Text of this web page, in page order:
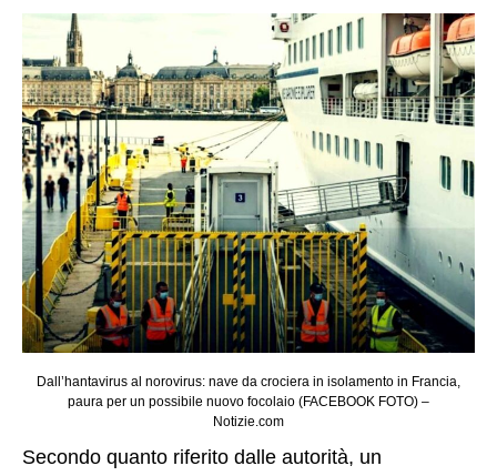
Dall’hantavirus al norovirus: nave da crociera in isolamento in Francia,
paura per un possibile nuovo focolaio (FACEBOOK FOTO) –
Notizie.com
Secondo quanto riferito dalle autorità, un